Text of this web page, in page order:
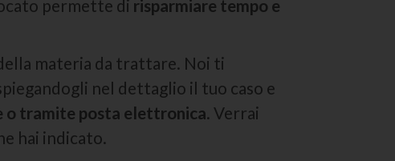
permette di risparmiare tempo e
materia da trattare. Noi ti
nel dettaglio il tuo caso e
o tramite posta elettronica. Verrai
hai indicato.